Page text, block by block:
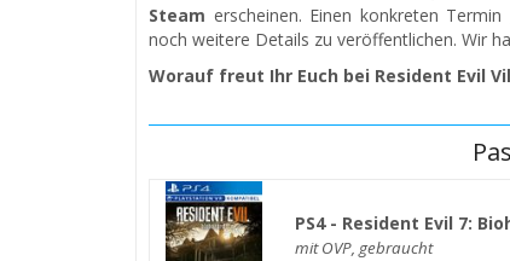
Steam erscheinen. Einen konkreten
noch weitere Details zu veröffentlichen. Wir
Worauf freut Ihr Euch bei Resident Evil
PS4 - Resident Evil 7:
mit OVP, gebraucht